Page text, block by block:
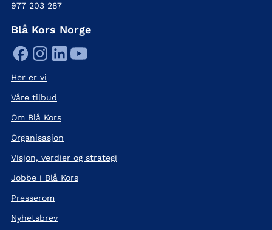
977 203 287
Blå Kors Norge
Her er vi
Våre tilbud
Om Blå Kors
Organisasjon
Visjon, verdier og strategi
Jobbe i Blå Kors
Presserom
Nyhetsbrev